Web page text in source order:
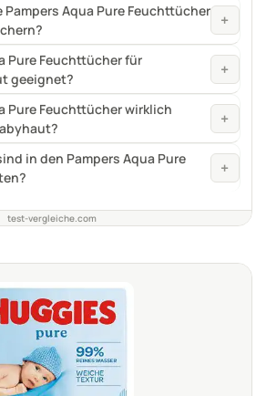
Aqua Pure Feuchttücher
+
Pure Feuchttücher für
geeignet?
+
Pure Feuchttücher wirklich
+
in den Pampers Aqua Pure
+
test-vergleiche.com